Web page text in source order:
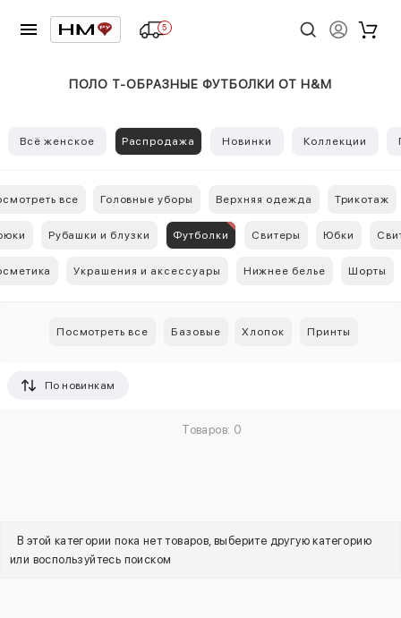
5
ПОЛО Т-ОБРАЗНЫЕ ФУТБОЛКИ ОТ H&M
Всё женское Распродажа Новинки Коллекции
все Головные уборы Верхняя одежда Трикотаж
Рубашки и блузки Футболки Свитеры Юбки
Украшения и аксессуары Нижнее белье Шорты
Посмотреть все Базовые Хлопок Принты
По новинкам
Товаров: 0
В этой категории пока нет товаров, выберите другую категорию
или воспользуйтесь поиском